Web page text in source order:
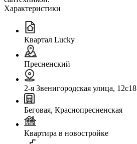
Характеристики
Квартал Lucky
Пресненский
2-я Звенигородская улица, 12с18
Беговая, Краснопресненская
Квартира в новостройке